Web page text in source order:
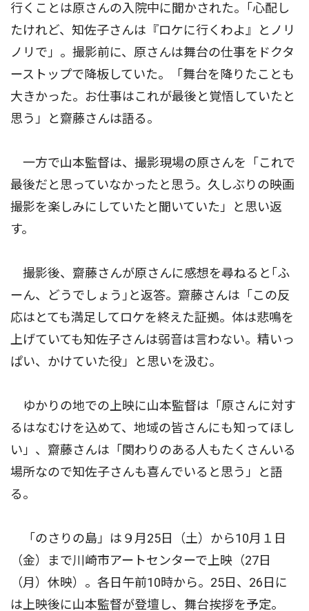
行くことは原さんの入院中に聞かされた。｢心配し
たけれど、知佐子さんは『ロケに行くわよ』とノリ
ノリで」。撮影前に、原さんは舞台の仕事をドクタ
ーストップで降板していた。「舞台を降りたことも
大きかった。お仕事はこれが最後と覚悟していたと
思う」と齋藤さんは語る。
一方で山本監督は、撮影現場の原さんを「これで
最後だと思っていなかったと思う。久しぶりの映画
撮影を楽しみにしていたと聞いていた」と思い返
す。
撮影後、齋藤さんが原さんに感想を尋ねると｢ふ
ーん、どうでしょう｣と返答。齋藤さんは「この反
応はとても満足してロケを終えた証拠。体は悲鳴を
上げていても知佐子さんは弱音は言わない。精いっ
ぱい、かけていた役」と思いを汲む。
ゆかりの地での上映に山本監督は「原さんに対す
るはなむけを込めて、地域の皆さんにも知ってほし
い」、齋藤さんは「関わりのある人もたくさんいる
場所なので知佐子さんも喜んでいると思う」と語
る。
「のさりの島」は９月25日（土）から10月１日
（金）まで川崎市アートセンターで上映（27日
（月）休映）。各日午前10時から。25日、26日に
は上映後に山本監督が登壇し、舞台挨拶を予定。